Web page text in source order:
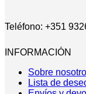
Teléfono: +351
INFORMACIÓN
Sobre
Lista de